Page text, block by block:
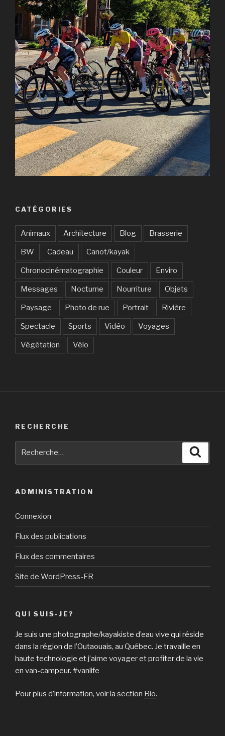
CATÉGORIES
Animaux Architecture Blog Brasserie
BW Cadeau Canot/kayak
Chronocinématographie Couleur Enviro
Messages Nocturne Nourriture Objets
Paysage Photo de rue Portrait Rivière
Spectacle Sports Vidéo Voyages
Végétation Vélo
RECHERCHE
ADMINISTRATION
Connexion
Flux des publications
Flux des commentaires
Site de WordPress-FR
QUI SUIS-JE?
Je suis une photographe/kayakiste d’eau vive qui réside
dans la région de l’Outaouais, au Québec. Je travaille en
haute technologie et j’aime voyager et profiter de la vie
en van-campeur. #vanlife
Pour plus d’information, voir la section Bio.